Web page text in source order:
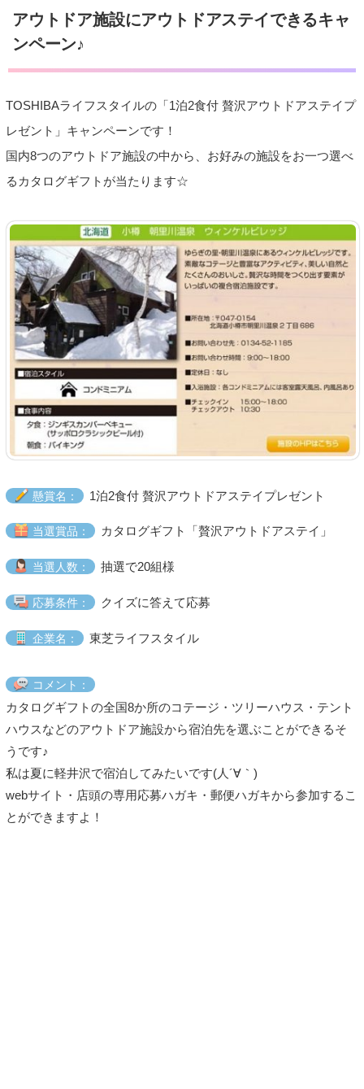
アウトドア施設にアウトドアステイできるキャ
ンペーン♪
TOSHIBAライフスタイルの「1泊2食付 贅沢アウトドアステイプ
レゼント」キャンペーンです！
国内8つのアウトドア施設の中から、お好みの施設をお一つ選べ
るカタログギフトが当たります☆
懸賞名： 1泊2食付 贅沢アウトドアステイプレゼント
当選賞品： カタログギフト「贅沢アウトドアステイ」
当選人数： 抽選で20組様
応募条件： クイズに答えて応募
企業名： 東芝ライフスタイル
コメント：
カタログギフトの全国8か所のコテージ・ツリーハウス・テント
ハウスなどのアウトドア施設から宿泊先を選ぶことができるそ
うです♪
私は夏に軽井沢で宿泊してみたいです(人´∀｀)
webサイト・店頭の専用応募ハガキ・郵便ハガキから参加するこ
とができますよ！